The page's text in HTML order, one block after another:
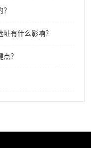
有什么影响？
？